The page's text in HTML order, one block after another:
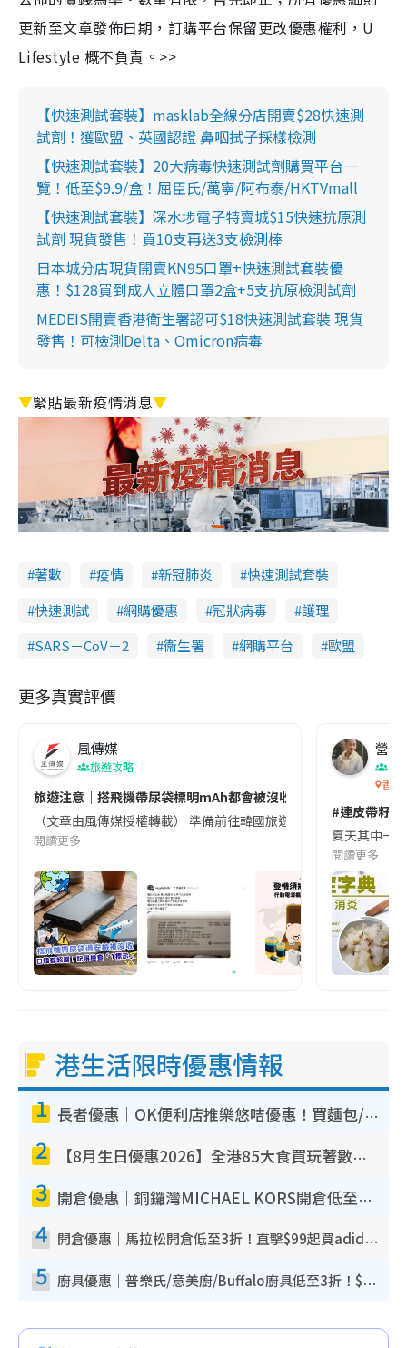
更新至文章發佈日期，訂購平台保留更改優惠權利，U
Lifestyle 概不負責。>>
【快速測試套裝】masklab全線分店開賣$28快速測
試劑！獲歐盟、英國認證 鼻咽拭子採樣檢測
【快速測試套裝】20大病毒快速測試劑購買平台一
覽！低至$9.9/盒！屈臣氏/萬寧/阿布泰/HKTVmall
【快速測試套裝】深水埗電子特賣城$15快速抗原測
試劑 現貨發售！買10支再送3支檢測棒
日本城分店現貨開賣KN95口罩+快速測試套裝優
惠！$128買到成人立體口罩2盒+5支抗原檢測試劑
MEDEIS開賣香港衛生署認可$18快速測試套裝 現貨
發售！可檢測Delta、Omicron病毒
▼緊貼最新疫情消息▼
著數 疫情 新冠肺炎
快速測試套裝
快速測試
網購優惠 冠狀病毒
護理
SARS－CoV－2
衞生署 網購平台 歐盟
更多真實評價
風傳媒
旅遊攻略
旅遊注意｜搭飛機帶尿袋標明mAh都會被沒收😱出發前切記檢查
（文章由風傳媒授權轉載） 準備前往韓國旅遊的民眾，近期要
閱讀更多
營養
香港
#連皮帶籽
夏天其中一
閱讀更多
港生活限時優惠情報
1 長者優惠｜OK便利店推樂悠咭優惠！買麵包/牛奶/保健品拍卡即減
2 【8月生日優惠2026】全港85大食買玩著數攻略 自助餐/火鍋放題同行免費＋誠品/DONKI送現金券
3 開倉優惠｜銅鑼灣MICHAEL KORS開倉低至17折！直擊$500起買手袋/銀包/鞋款 必買經典Jet Set系列
4 開倉優惠｜馬拉松開倉低至3折！直擊$99起買adidas／New Balance／Puma鞋款 STANLEY保溫杯劈價至$119起
5 廚具優惠｜普樂氏/意美廚/Buffalo廚具低至3折！$89起買煎鍋／炒鑊／個人鍋 同場小家電激減至$99起